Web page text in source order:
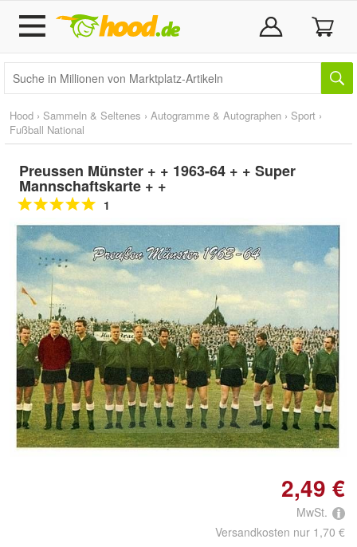
Hood › Sammeln & Seltenes › Autogramme & Autographen › Sport ›
Fußball National
Preussen Münster + + 1963-64 + + Super
Mannschaftskarte + +
1
Doppelt antippen zum
vergrößern
2,49 €
MwSt.
Versandkosten nur 1,70 €